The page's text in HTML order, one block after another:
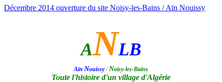
Décembre 2014 ouverture du site Noisy-les-Bains / Aïn Nouissy
ANLB
Aïn Nouissy/Noisy-les-Bains
Toute l'histoire d'un village d'Algérie